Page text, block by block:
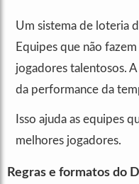
Um sistema de loteria
Equipes que não
jogadores talentosos.
da performance da
Isso ajuda as equipes
melhores jogadores.
Regras e formatos do